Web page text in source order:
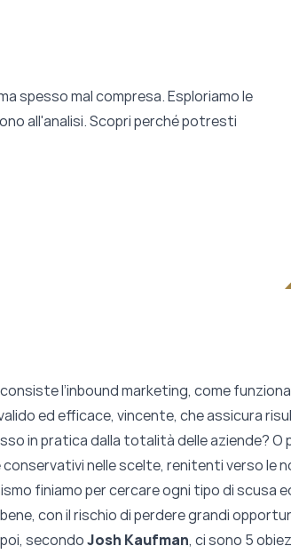
spesso mal compresa. Esploriamo le
all'analisi. Scopri perché potresti
l’inbound marketing, come
ed efficace, vincente, che assicura
in pratica dalla totalità delle aziende?
nelle scelte, renitenti verso le
finiamo per cercare ogni tipo di scusa
con il rischio di perdere grandi
secondoJosh Kaufman, ci sono 5